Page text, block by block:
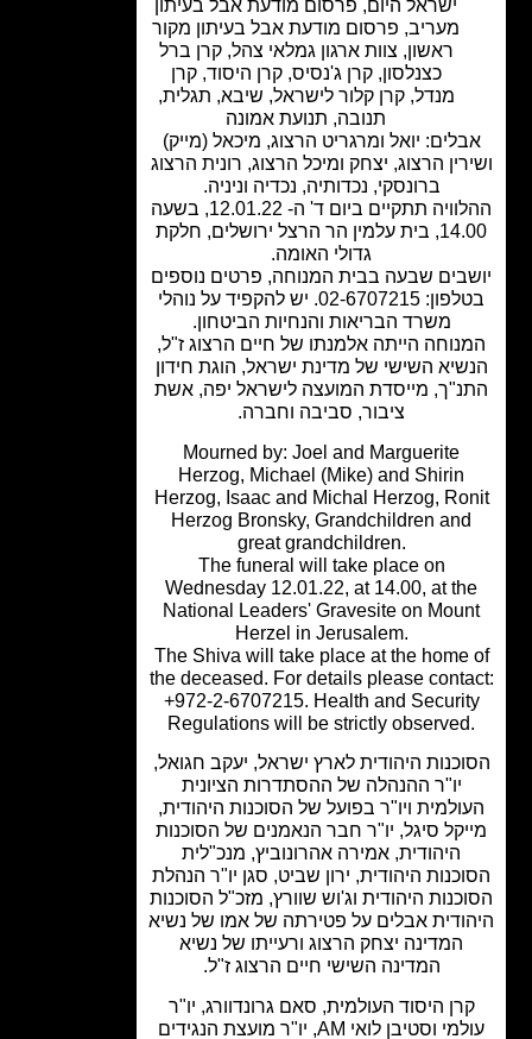
ישראל היום,פרסום מודעת אבל בעיתון
פרסום מודעת אבל בעיתון מקור
צוות ארגון גמלאי צהל,קרן ברל
,קרן ג'נסיס, קרן היסוד,קרן
קרן קלור לישראל ,שיבא,תגלית,
תנועת אמונה
יואל ומרגריט הרצוג, מיכאל (מייק)
הרצוג, יצחק ומיכל הרצוג, רונית הרצוג
ברונסקי, נכדותיה, נכדיה וניניה.
ההלוויה תתקיים ביום ד' ה- 12.01.22, בשעה
14.00, בית עלמין הר הרצל ירושלים, חלקת
גדולי האומה.
שבעה בבית המנוחה, פרטים נוספים
בטלפון: 02-6707215. יש להקפיד על נוהלי
משרד הבריאות והנחיות הביטחון.
הייתה אלמנתו של חיים הרצוג ז"ל,
השישי של מדינת ישראל, הוגת חידון
מייסדת המועצה לישראל יפה, אשת
ציבור, סביבה וחברה.
Mourned by: Joel and Marguerite
Herzog, Michael (Mike) and Shirin
Herzog, Isaac and Michal Herzog,
Herzog Bronsky, Grandchildren
great grandchildren.
The funeral will take place on
Wednesday 12.01.22, at 14.00, at
National Leaders' Gravesite on
Herzel in Jerusalem.
The Shiva will take place at the
the deceased. For details please
+972-2-6707215. Health and
Regulations will be strictly
היהודית לארץ ישראל, יעקב חגואל,
יו"ר ההנהלה של ההסתדרות הציונית
ויו"ר בפועל של הסוכנות היהודית,
סיגל, יו"ר חבר הנאמנים של הסוכנות
היהודית, אמירה אהרונוביץ, מנכ"לית
היהודית, ירון שביט, סגן יו"ר הנהלת
היהודית וג'וש שוורץ, מזכ"ל הסוכנות
אבלים על פטירתה של אמו של נשיא
המדינה יצחק הרצוג ורעייתו של נשיא
המדינה השישי חיים הרצוג ז"ל.
היסוד העולמית, סאם גרונדוורג, יו"ר
עולמי וסטיבן לואי AM, יו"ר מועצת הנגידים